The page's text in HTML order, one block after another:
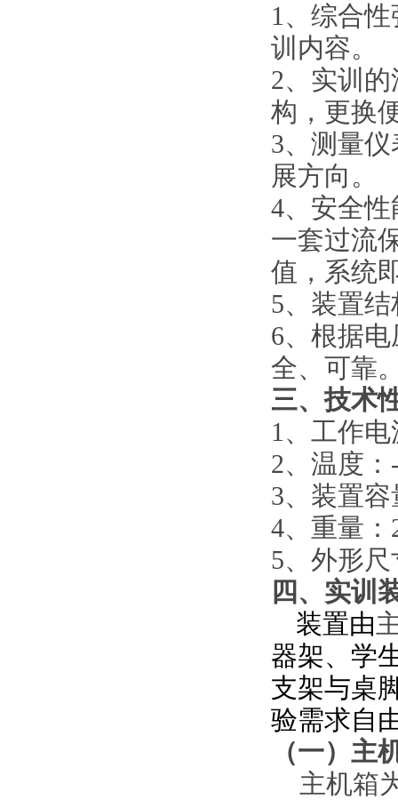
1、综合
训内容。
2、实训
构，更换
3、测量
展方向。
4、安全
一套过流
值，系统
5、装置
6、根据
全、可靠
三、技术
1、工作
2、温度
3、装置
4、重量：
5、外形尺
四、实训
装置由
器架、 学
支架与桌
验需求自
（一） 主
主机箱